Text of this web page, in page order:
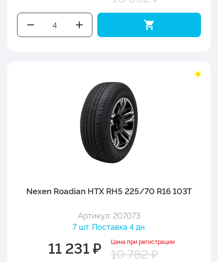
Nexen Roadian HTX RH5 225/70 R16 103T
Артикул: 207073
7 шт. Поставка 4 дн.
11 231 ₽ Цена при регистрации
10 782 ₽